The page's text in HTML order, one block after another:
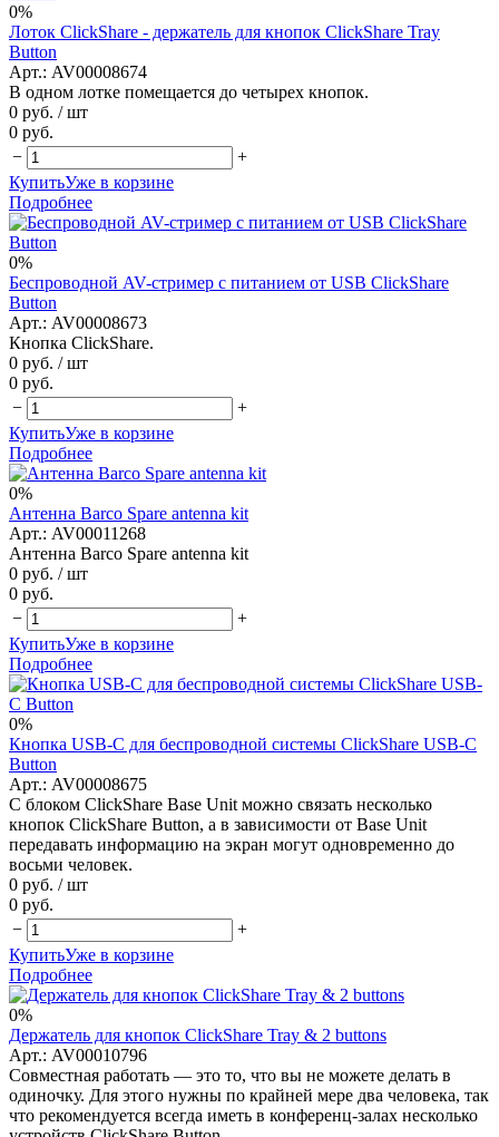
0%
Лоток ClickShare - держатель для кнопок ClickShare Tray
Button
Арт.: AV00008674
В одном лотке помещается до четырех кнопок.
0 руб. / шт
0 руб.
−
+
КупитьУже в корзине
Подробнее
0%
Беспроводной AV-стример с питанием от USB ClickShare
Button
Арт.: AV00008673
Кнопка ClickShare.
0 руб. / шт
0 руб.
−
+
КупитьУже в корзине
Подробнее
0%
Антенна Barco Spare antenna kit
Арт.: AV00011268
Антенна Barco Spare antenna kit
0 руб. / шт
0 руб.
−
+
КупитьУже в корзине
Подробнее
0%
Кнопка USB-C для беспроводной системы ClickShare USB-C
Button
Арт.: AV00008675
С блоком ClickShare Base Unit можно связать несколько
кнопок ClickShare Button, а в зависимости от Base Unit
передавать информацию на экран могут одновременно до
восьми человек.
0 руб. / шт
0 руб.
−
+
КупитьУже в корзине
Подробнее
0%
Держатель для кнопок ClickShare Tray & 2 buttons
Арт.: AV00010796
Совместная работать — это то, что вы не можете делать в
одиночку. Для этого нужны по крайней мере два человека, так
что рекомендуется всегда иметь в конференц-залах несколько